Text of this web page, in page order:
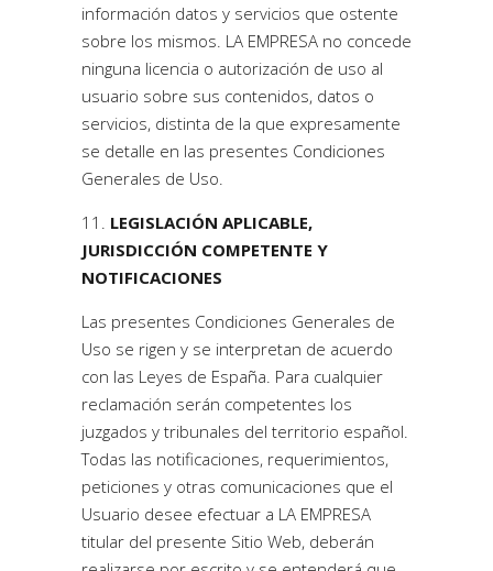
información datos y servicios que ostente
sobre los mismos. LA EMPRESA no concede
ninguna licencia o autorización de uso al
usuario sobre sus contenidos, datos o
servicios, distinta de la que expresamente
se detalle en las presentes Condiciones
Generales de Uso.
LEGISLACIÓN APLICABLE,
JURISDICCIÓN COMPETENTE Y
NOTIFICACIONES
Las presentes Condiciones Generales de
Uso se rigen y se interpretan de acuerdo
con las Leyes de España. Para cualquier
reclamación serán competentes los
juzgados y tribunales del territorio español.
Todas las notificaciones, requerimientos,
peticiones y otras comunicaciones que el
Usuario desee efectuar a LA EMPRESA
titular del presente Sitio Web, deberán